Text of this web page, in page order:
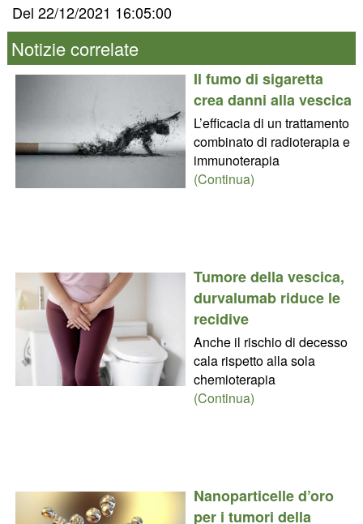
Del 22/12/2021 16:05:00
Notizie correlate
Il fumo di sigaretta
crea danni alla vescica
L’efficacia di un trattamento
combinato di radioterapia e
immunoterapia
(Continua)
Tumore della vescica,
durvalumab riduce le
recidive
Anche il rischio di decesso
cala rispetto alla sola
chemioterapia
(Continua)
Nanoparticelle d’oro
per i tumori della